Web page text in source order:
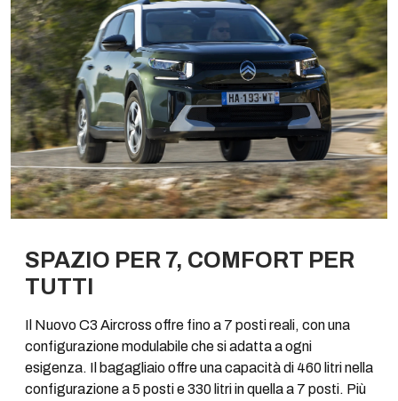
SPAZIO PER 7, COMFORT PER
TUTTI
Il Nuovo C3 Aircross offre fino a 7 posti reali, con una
configurazione modulabile che si adatta a ogni
esigenza. Il bagagliaio offre una capacità di 460 litri nella
configurazione a 5 posti e 330 litri in quella a 7 posti. Più